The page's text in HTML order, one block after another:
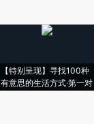
【特别呈现】寻找100种
有意思的生活方式·第一对